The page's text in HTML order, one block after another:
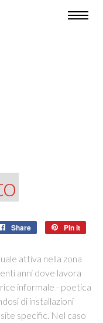
Share Pin it
attiva nella zona
anni dove lavora
informale - poetica
di installazioni
specific. Nel caso